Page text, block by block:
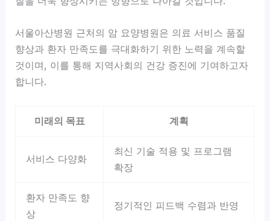
서울아산병원 근처의 암 요양병원은 의료 서비스 품질
향상과 환자 만족도를 극대화하기 위한 노력을 계속할
것이며, 이를 통해 지역사회의 건강 증진에 기여하고자
합니다.
미래의 목표 계획
서비스 다양화
최신 기술 적용 및 프로그램
확장
환자 만족도 향
상
정기적인 피드백 수렴과 반영